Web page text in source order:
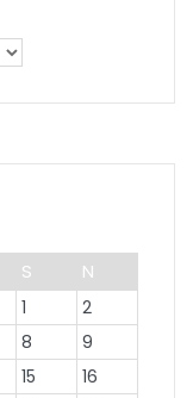
S N
1
2
8
9
15
16